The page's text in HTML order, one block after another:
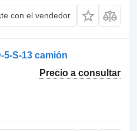
con el vendedor
5-S-13 camión
Precio a consultar